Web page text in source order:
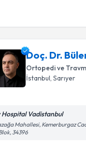
Doç. Dr.
Ortopedi ve
İstanbul , Sarıyer
Hospital Vadistanbul
Mahallesi, Kemerburgaz
34396